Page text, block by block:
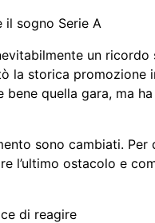
sogno Serie A
un
la storica promozione
bene quella gara, ma
sono cambiati.
l’ultimo ostacolo e
di reagire